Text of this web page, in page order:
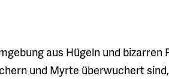
aus Hügeln und bizarren
und Myrte überwuchert